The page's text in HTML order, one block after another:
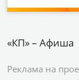
«КП» – Афиша
Реклама на